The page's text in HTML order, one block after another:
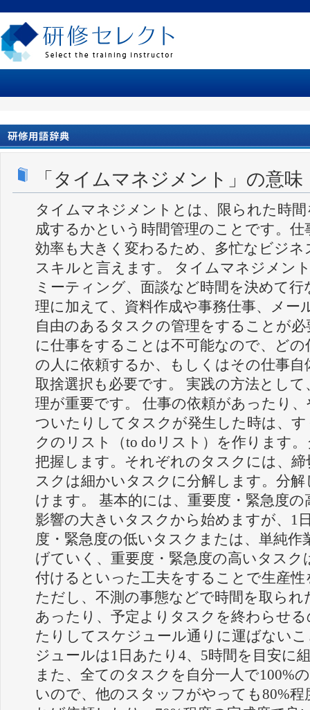
「タイムマネジメント」の意味
タイムマネジメントとは、限られた時
成するかという時間管理のことです。
効率も大きく変わるため、多忙なビジ
スキルと言えます。 タイムマネジメン
ミーティング、面談など時間を決めて
理に加えて、資料作成や事務仕事、メー
自由のあるタスクの管理をすることが
に仕事をすることは不可能なので、ど
の人に依頼するか、もしくはその仕事
取捨選択も必要です。 実践の方法とし
理が重要です。 仕事の依頼があったり
ついたりしてタスクが発生した時は、
クのリスト（to doリスト）を作ります
把握します。それぞれのタスクには、
スクは細かいタスクに分解します。分
けます。 基本的には、重要度・緊急度
影響の大きいタスクから始めますが、1
度・緊急度の低いタスクまたは、単純作
げていく、重要度・緊急度の高いタス
付けるといった工夫をすることで生産
ただし、不測の事態などで時間を取ら
あったり、予定よりタスクを終わらせ
たりしてスケジュール通りに運ばない
ジュールは1日あたり4、5時間を目安に
また、全てのタスクを自分一人で100%
いので、他のスタッフがやっても80%